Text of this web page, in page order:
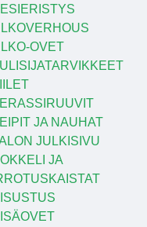
OVET
JA NAUHAT
JULKISIVU
JA